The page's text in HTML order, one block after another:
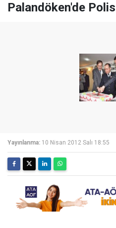
Palandöken'de
Yayınlanma: 10 Nisan 2012 Salı 18:55